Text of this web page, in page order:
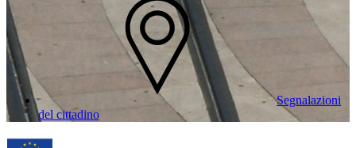
Segnalazioni
del cittadino